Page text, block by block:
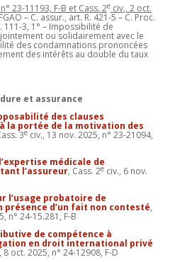
23-11193, F-B et Cass. 2eciv., 2 oct.
– C. assur., art. R. 421-5 – C. Proc.
111-3, 1° – Impossibilité de
ou solidairement avec le
des condamnations prononcées
des intérêts au double du taux
et assurance
des clauses
la portée de la motivation des
3eciv., 13 nov. 2025, n° 23-21094,
médicale de
l’assureur, Cass. 2eciv., 6 nov.
l’usage probatoire de
présence d’un fait non contesté,
n° 24-15.281, F-B
de compétence à
en droit international privé
oct. 2025, n° 24-12908, F-D